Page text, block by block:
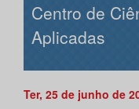
Centro de
Aplicadas
Ter, 25 de junho de